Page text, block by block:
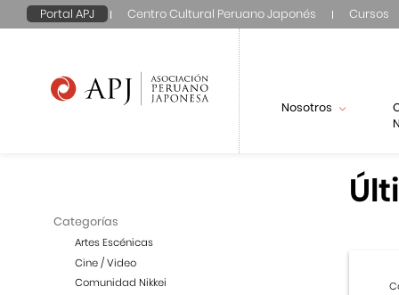
Portal APJ Centro Cultural Peruano Japonés Cursos
Nosotros
Categorías
Artes Escénicas
Cine / Video
Comunidad Nikkei